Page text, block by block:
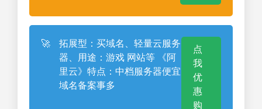
🚀
拓展型：买域名、轻量云服务
器、用途：游戏 网站等 《阿
里云》特点：中档服务器便宜
域名备案事多
点
我
优
惠
购